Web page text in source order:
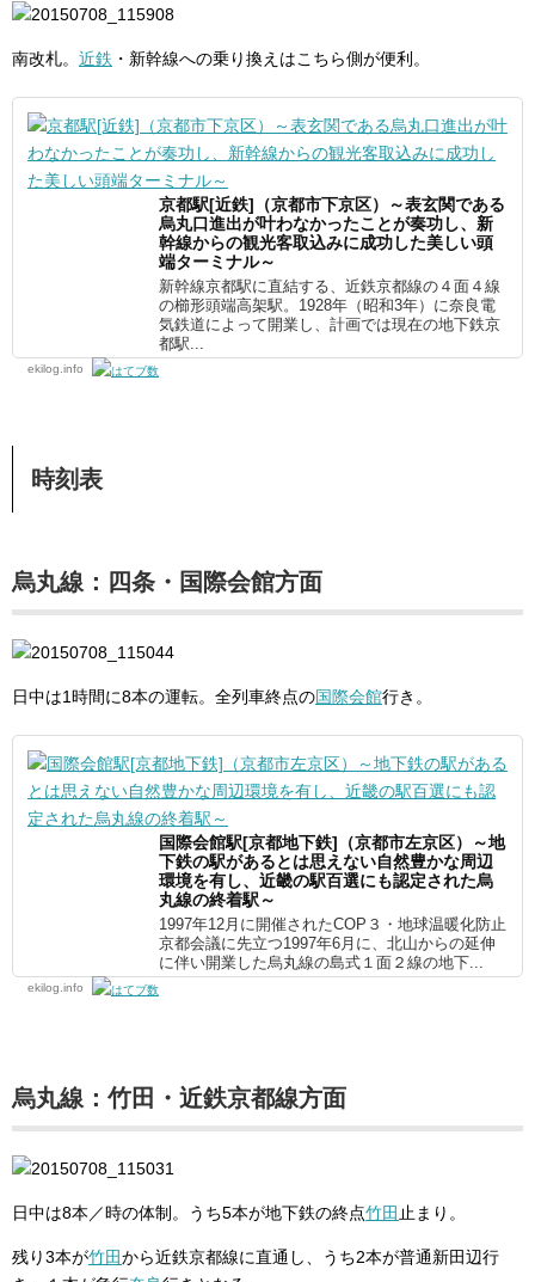
南改札。 近鉄 ・新幹線への乗り換えはこちら側が便利。
京都駅[近鉄]（京都市下京区）～表玄関である
烏丸口進出が叶わなかったことが奏功し、新
幹線からの観光客取込みに成功した美しい頭
端ターミナル～
新幹線京都駅に直結する、近鉄京都線の４面４線
の櫛形頭端高架駅。1928年（昭和3年）に奈良電
気鉄道によって開業し、計画では現在の地下鉄京
都駅...
ekilog.info
時刻表
烏丸線：四条・国際会館方面
日中は1時間に8本の運転。全列車終点の国際会館行き。
国際会館駅[京都地下鉄]（京都市左京区）～地
下鉄の駅があるとは思えない自然豊かな周辺
環境を有し、近畿の駅百選にも認定された烏
丸線の終着駅～
1997年12月に開催されたCOP３・地球温暖化防止
京都会議に先立つ1997年6月に、北山からの延伸
に伴い開業した烏丸線の島式１面２線の地下...
ekilog.info
烏丸線：竹田・近鉄京都線方面
日中は8本／時の体制。うち5本が地下鉄の終点竹田 止まり。
残り3本が竹田から近鉄京都線に直通し、うち2本が普通新田辺行